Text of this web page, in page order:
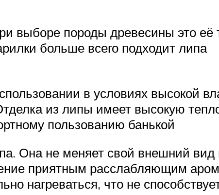
выборе породы древесины это её
больше всего подходит липа
в условиях высокой
из липы имеет высокую
пользованию банькой
Она не меняет свой внешний вид
приятным расслабляющим
нагреваться, что не